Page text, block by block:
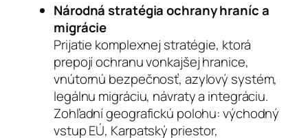
Národná stratégia ochrany hraníc a
migrácie
Prijatie komplexnej stratégie, ktorá
prepojí ochranu vonkajšej hranice,
vnútornú bezpečnosť, azylový systém,
legálnu migráciu, návraty a integráciu.
Zohľadní geografickú polohu: východný
vstup EÚ, Karpatský priestor,